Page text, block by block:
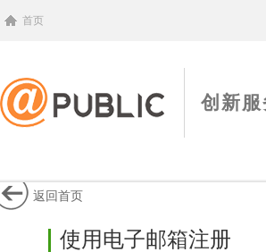
首页
创新
返回首页
使用电子邮箱注册